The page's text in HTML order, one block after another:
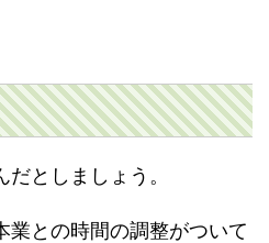
としましょう。
業との時間の調整がついて